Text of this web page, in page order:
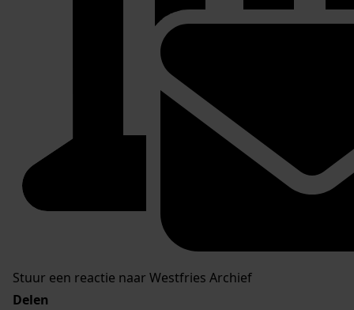
Stuur een reactie naar Westfries Archief
Delen